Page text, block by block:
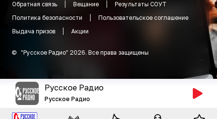
Обратная связь
Вещание
Результаты СОУТ
Политика безопасности
Пользовательское соглашение
Выдача призов
Акции
© "Русское Радио" 2026. Все права защищены
Русское Радио
Русское Радио